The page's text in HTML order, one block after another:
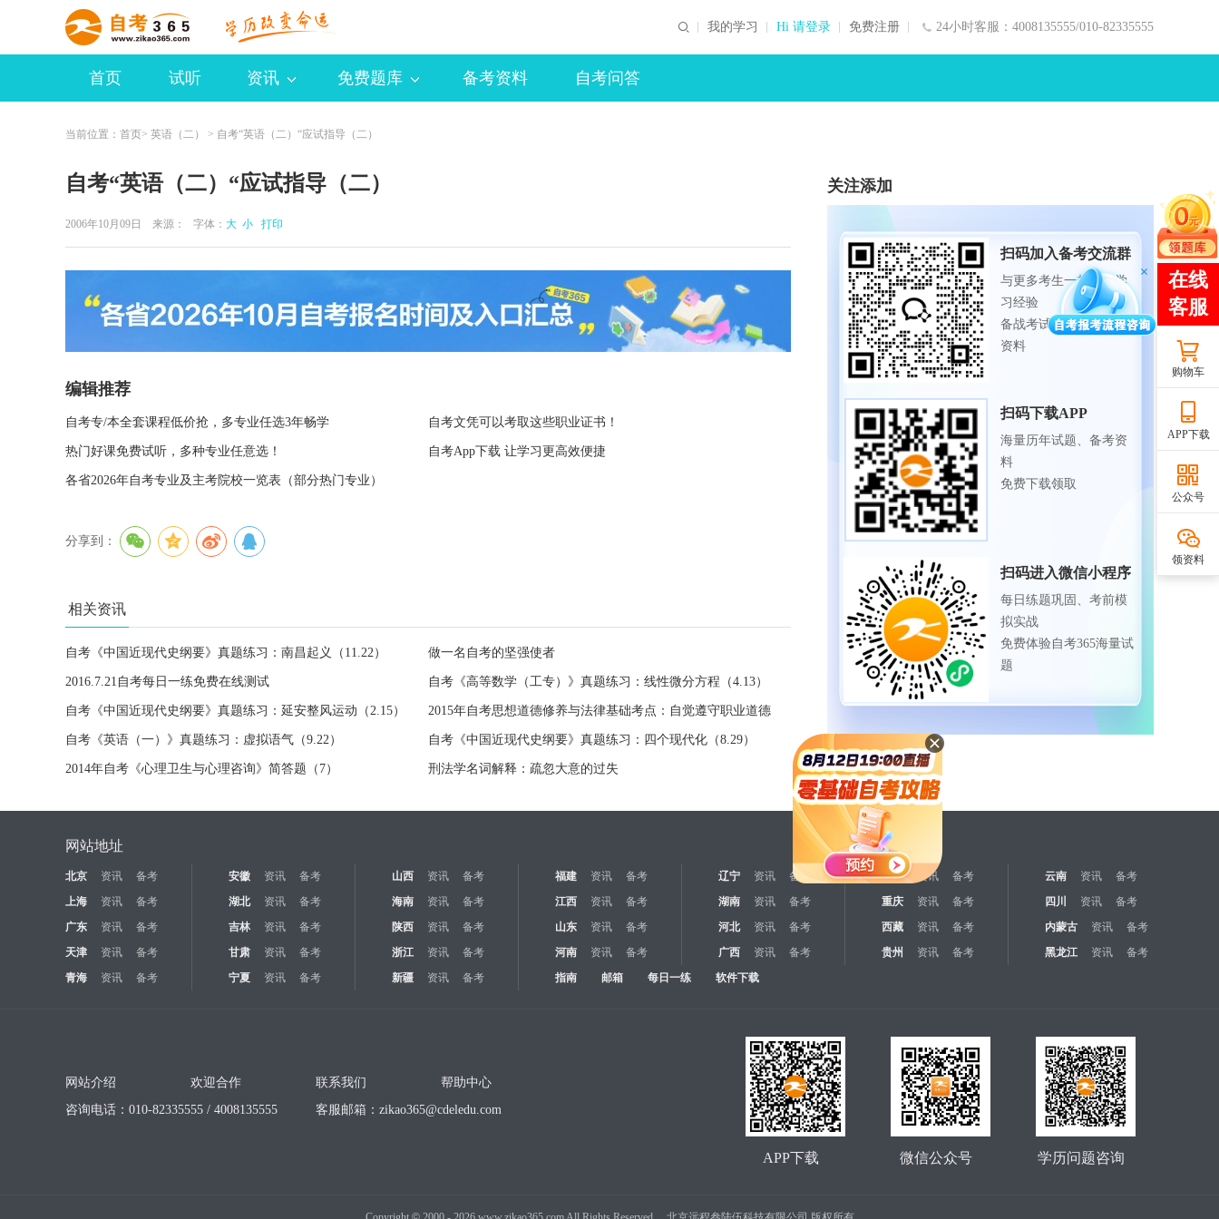
24小时客服：4008135555/010-82335555
我的学习 Hi 请登录 免费注册
首页 试听 资讯 免费题库 备考资料 自考问答
当前位置： 首页> 英语（二） > 自考“英语（二）“应试指导（二）
自考“英语（二）“应试指导（二）
2006年10月09日 来源： 字体： 大 小 打印
编辑推荐
自考专/本全套课程低价抢，多专业任选3年畅学 自考文凭可以考取这些职业证书！
热门好课免费试听，多种专业任意选！ 自考App下载 让学习更高效便捷
各省2026年自考专业及主考院校一览表（部分热门专业）
分享到：
相关资讯
自考《中国近现代史纲要》真题练习：南昌起义（11.22） 做一名自考的坚强使者
2016.7.21自考每日一练免费在线测试 自考《高等数学（工专）》真题练习：线性微分方程（4.13）
自考《中国近现代史纲要》真题练习：延安整风运动（2.15） 2015年自考思想道德修养与法律基础考点：自觉遵守职业道德
自考《英语（一）》真题练习：虚拟语气（9.22） 自考《中国近现代史纲要》真题练习：四个现代化（8.29）
2014年自考《心理卫生与心理咨询》简答题（7） 刑法学名词解释：疏忽大意的过失
关注添加
扫码加入备考交流群
与更多考生一起交流学
习经验
备战考试，获取试题及
资料
扫码下载APP
海量历年试题、备考资
料
免费下载领取
扫码进入微信小程序
每日练题巩固、考前模
拟实战
免费体验自考365海量试
题
购物车
APP下载
公众号
领资料
网站地址
北京 资讯 备考 安徽 资讯 备考 山西 资讯 备考 福建 资讯 备考 辽宁 资讯 备考 江苏 资讯 备考 云南 资讯
备考
上海
资讯 备考 湖北 资讯 备考 海南 资讯 备考 江西 资讯 备考 湖南 资讯 备考 重庆 资讯 备考 四川 资讯
备考
广东
资讯 备考 吉林 资讯 备考 陕西 资讯 备考 山东 资讯 备考 河北 资讯 备考 西藏 资讯 备考 内蒙古 资讯
备考
天津
资讯 备考 甘肃 资讯 备考 浙江 资讯 备考 河南 资讯 备考 广西 资讯 备考 贵州 资讯 备考 黑龙江 资讯
备考
青海
资讯 备考 宁夏 资讯 备考 新疆 资讯 备考 指南 邮箱 每日一练 软件下载
网站介绍 欢迎合作 联系我们
帮助中心
咨询电话：010-82335555 / 4008135555
客服邮箱： zikao365@cdeledu.com
学历问题咨询
微信公众号
APP下载